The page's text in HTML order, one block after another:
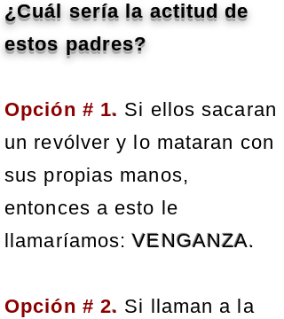
¿Cuál sería la actitud de
estos padres?
Opción # 1. Si ellos sacaran
un revólver y lo mataran con
sus propias manos,
entonces a esto le
llamaríamos:VENGANZA.
Opción # 2. Si llaman a la